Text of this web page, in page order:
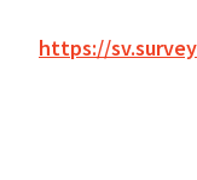
https://